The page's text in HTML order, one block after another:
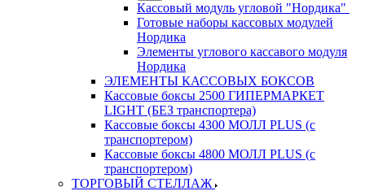
Кассовый модуль угловой "Нордика"
Готовые наборы кассовых модулей
Нордика
Элементы углового кассавого модуля
Нордика
ЭЛЕМЕНТЫ КАССОВЫХ БОКСОВ
Кассовые боксы 2500 ГИПЕРМАРКЕТ
LIGHT (БЕЗ транспортера)
Кассовые боксы 4300 МОЛЛ PLUS (с
транспортером)
Кассовые боксы 4800 МОЛЛ PLUS (с
транспортером)
ТОРГОВЫЙ СТЕЛЛАЖ